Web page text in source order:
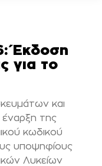
Έκδοση
για το
και
της
κωδικού
υποψηφίους
Λυκείων